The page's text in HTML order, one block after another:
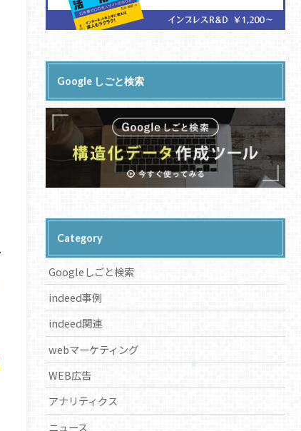
Google しごと検索
Category
Googleしごと検索
indeed事例
indeed関連
webマーケティング
WEB広告
アナリティクス
ニュース